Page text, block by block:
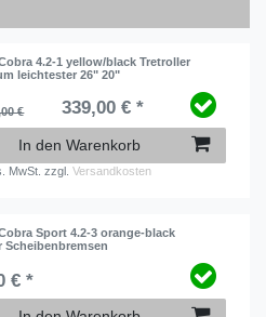
4.2-1 yellow/black Tretroller
leichtester 26" 20"
€ 339,00 € *
In den Warenkorb
MwSt. zzgl.Versandkosten
Sport 4.2-3 orange-black
Scheibenbremsen
€ *